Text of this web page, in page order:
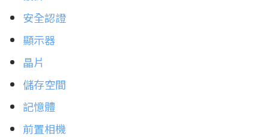
安全認證
顯示器
晶片
儲存空間
記憶體
前置相機